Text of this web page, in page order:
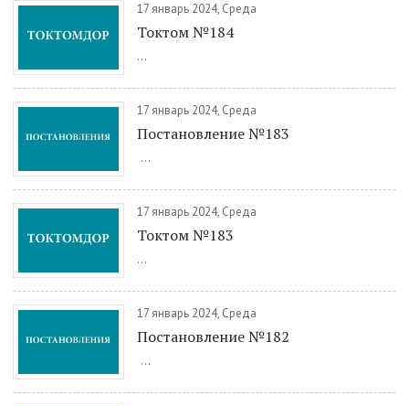
17 январь 2024, Среда
Токтом №184
...
17 январь 2024, Среда
Постановление №183
...
17 январь 2024, Среда
Токтом №183
...
17 январь 2024, Среда
Постановление №182
...